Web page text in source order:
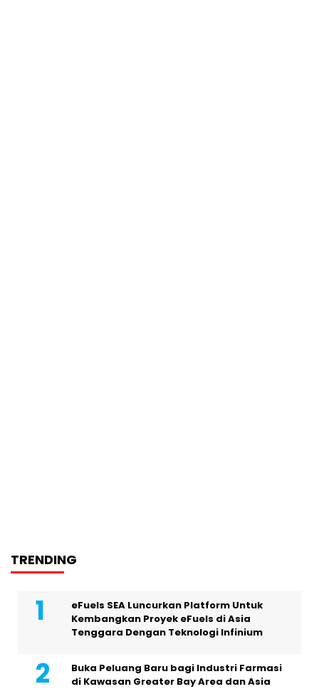
TRENDING
eFuels SEA Luncurkan Platform Untuk
Kembangkan Proyek eFuels di Asia
Tenggara Dengan Teknologi Infinium
Buka Peluang Baru bagi Industri Farmasi
di Kawasan Greater Bay Area dan Asia